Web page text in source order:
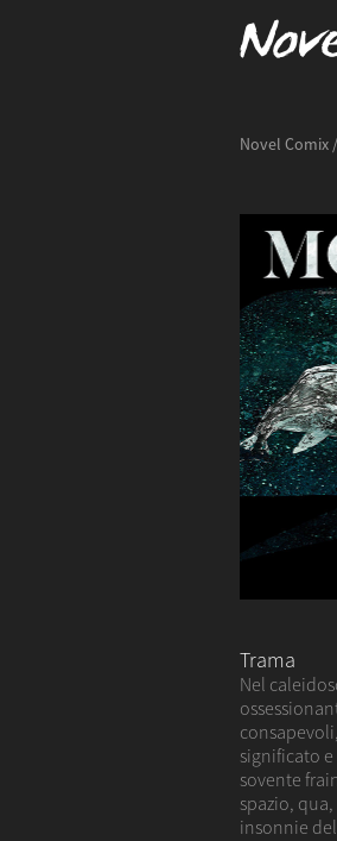
Novel Comix/
Trama
Nel
significato
sovente
spazio,
insonnie